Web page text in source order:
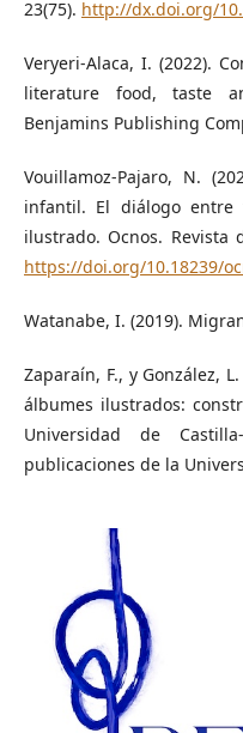
23(75). http://dx.doi.org/
Veryeri-Alaca, I. (2022).
literature food, taste
Benjamins Publishing
Vouillamoz-Pajaro, N.
infantil. El diálogo
ilustrado. Ocnos. Revista
https://doi.org/10.18239/
Watanabe, I. (2019).
Zaparaín, F., y González,
álbumes ilustrados:
Universidad de
publicaciones de la